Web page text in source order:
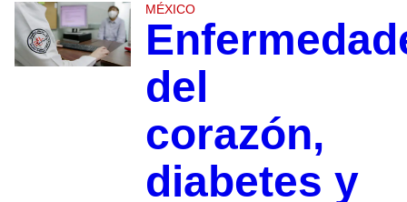
MÉXICO
del
corazón,
diabetes y